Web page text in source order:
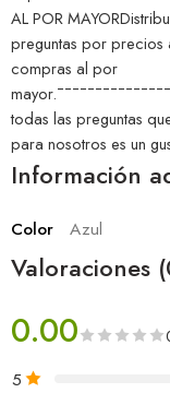
AL POR
preguntas por
compras al por
todas las preguntas
para nosotros es un
Información
Color Azul
Valoraciones
0.00
5